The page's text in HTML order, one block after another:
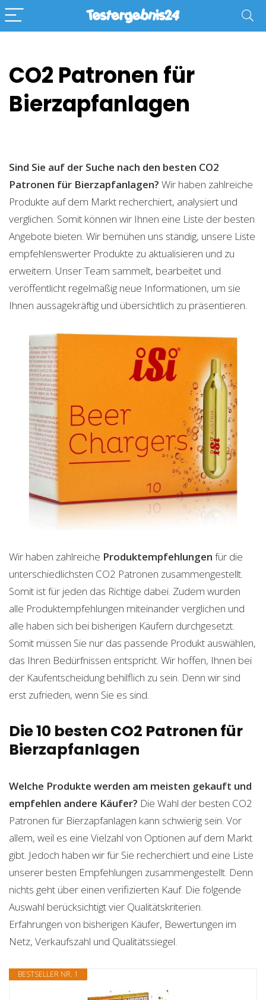
CO2 Patronen für
Bierzapfanlagen
Sind Sie auf der Suche nach den besten CO2
Patronen für Bierzapfanlagen? Wir haben zahlreiche
Produkte auf dem Markt recherchiert, analysiert und
verglichen. Somit können wir Ihnen eine Liste der besten
Angebote bieten. Wir bemühen uns ständig, unsere Liste
empfehlenswerter Produkte zu aktualisieren und zu
erweitern. Unser Team sammelt, bearbeitet und
veröffentlicht regelmäßig neue Informationen, um sie
Ihnen aussagekräftig und übersichtlich zu präsentieren.
Wir haben zahlreiche Produktempfehlungen für die
unterschiedlichsten CO2 Patronen zusammengestellt.
Somit ist für jeden das Richtige dabei. Zudem wurden
alle Produktempfehlungen miteinander verglichen und
alle haben sich bei bisherigen Käufern durchgesetzt.
Somit müssen Sie nur das passende Produkt auswählen,
das Ihren Bedürfnissen entspricht. Wir hoffen, Ihnen bei
der Kaufentscheidung behilflich zu sein. Denn wir sind
erst zufrieden, wenn Sie es sind.
Die 10 besten CO2 Patronen für
Bierzapfanlagen
Welche Produkte werden am meisten gekauft und
empfehlen andere Käufer? Die Wahl der besten CO2
Patronen für Bierzapfanlagen kann schwierig sein. Vor
allem, weil es eine Vielzahl von Optionen auf dem Markt
gibt. Jedoch haben wir für Sie recherchiert und eine Liste
unserer besten Empfehlungen zusammengestellt. Denn
nichts geht über einen verifizierten Kauf. Die folgende
Auswahl berücksichtigt vier Qualitätskriterien.
Erfahrungen von bisherigen Käufer, Bewertungen im
Netz, Verkaufszahl und Qualitätssiegel.
BESTSELLER NR. 1